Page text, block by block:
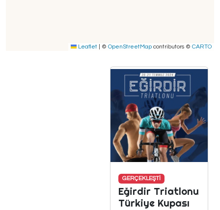
Leaflet © OpenStreetMap contributors © CARTO
GERÇEKLEŞTİ
Eğirdir Triatlonu
Türkiye Kupası